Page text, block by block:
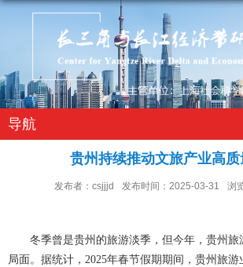
导航
贵州持续推动文旅产业高
发布者：csjjjd 发布时间：2025-03-31 浏
冬季曾是贵州的旅游淡季，但今年，贵州
局面。据统计，2025年春节假期期间，贵州旅